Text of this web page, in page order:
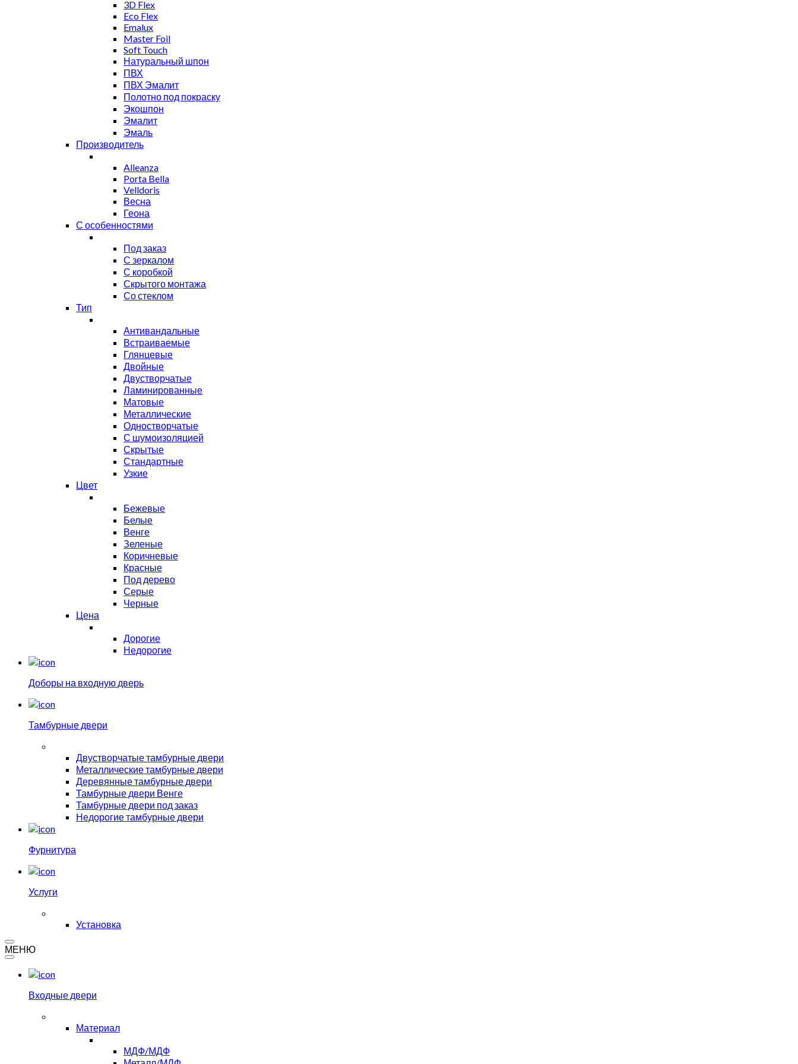
3D Flex
Eco Flex
Emalux
Master Foil
Soft Touch
Натуральный шпон
ПВХ
ПВХ Эмалит
Полотно под покраску
Экошпон
Эмалит
Эмаль
Производитель
Alleanza
Porta Bella
Velldoris
Весна
Геона
С особенностями
Под заказ
С зеркалом
С коробкой
Скрытого монтажа
Со стеклом
Тип
Антивандальные
Встраиваемые
Глянцевые
Двойные
Двустворчатые
Ламинированные
Матовые
Металлические
Одностворчатые
С шумоизоляцией
Скрытые
Стандартные
Узкие
Цвет
Бежевые
Белые
Венге
Зеленые
Коричневые
Красные
Под дерево
Серые
Черные
Цена
Дорогие
Недорогие
Доборы на входную дверь
Тамбурные двери
Двустворчатые тамбурные двери
Металлические тамбурные двери
Деревянные тамбурные двери
Тамбурные двери Венге
Тамбурные двери под заказ
Недорогие тамбурные двери
Фурнитура
Услуги
Установка
МЕНЮ
Входные двери
Материал
МДФ/МДФ